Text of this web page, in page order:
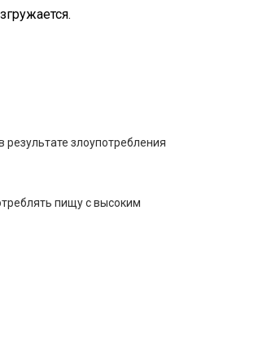
злоупотребления
пищу с высоким